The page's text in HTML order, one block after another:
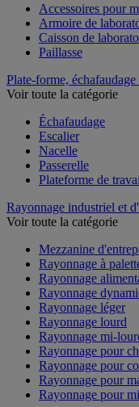
Accessoires pour
Armoire de
Caisson de
Paillasse
Plate-forme, échafaudage
Voir toute la catégorie
Échafaudage
Escalier
Nacelle
Passerelle
Plateforme de
Rayonnage industriel et
Voir toute la catégorie
Mezzanine
Rayonnage à
Rayonnage
Rayonnage
Rayonnage léger
Rayonnage lourd
Rayonnage mi-
Rayonnage pour
Rayonnage pour
Rayonnage pour
Rayonnage pour